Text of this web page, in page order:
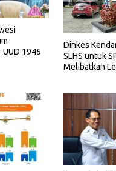
UUD 1945
Dinkes
SLHS untuk
Melibatkan